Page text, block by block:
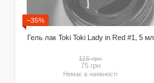
−35%
Гель лак Toki Toki Lady in Red #1, 5 мл
115 грн
75 грн
Немає в наявності